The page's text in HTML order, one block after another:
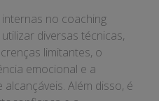
no coaching
diversas técnicas,
limitantes, o
emocional e a
Além disso, é